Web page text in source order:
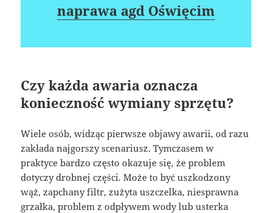
naprawa agd Oświęcim
Czy każda awaria oznacza
konieczność wymiany sprzętu?
Wiele osób, widząc pierwsze objawy awarii, od razu
zakłada najgorszy scenariusz. Tymczasem w
praktyce bardzo często okazuje się, że problem
dotyczy drobnej części. Może to być uszkodzony
wąż, zapchany filtr, zużyta uszczelka, niesprawna
grzałka, problem z odpływem wody lub usterka